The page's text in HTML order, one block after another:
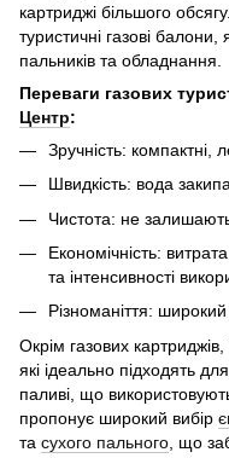
картриджі більшого
туристичні газові балони,
пальників та обладнання.
Переваги газових
Центр:
Зручність: компактні,
Швидкість: вода
Чистота: не
Економічність:
та інтенсивності
Різноманіття:
Окрім газових
які ідеально підходять
паливі, що
пропонує широкий вибір
та сухого пального , що